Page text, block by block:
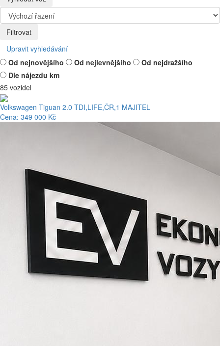
Filtrovat
Upravit vyhledávání
Od nejnovějšího
Od nejlevnějšího
Od nejdražšího
Dle nájezdu km
85 vozidel
Volkswagen Tiguan 2.0 TDI,LIFE,ČR,1 MAJITEL
Cena: 349 000 Kč